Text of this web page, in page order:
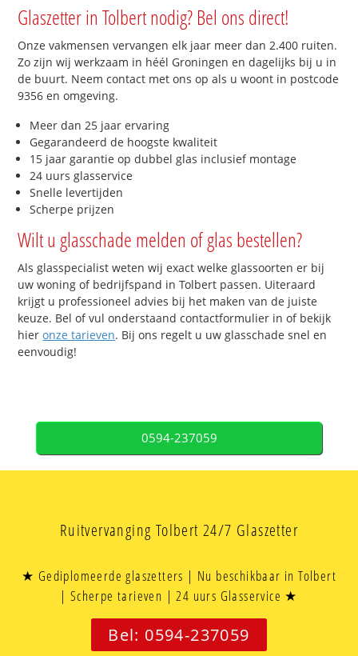
Glaszetter in Tolbert nodig? Bel ons direct!
Onze vakmensen vervangen elk jaar meer dan 2.400 ruiten.
Zo zijn wij werkzaam in héél Groningen en dagelijks bij u in
de buurt. Neem contact met ons op als u woont in postcode
9356 en omgeving.
Meer dan 25 jaar ervaring
Gegarandeerd de hoogste kwaliteit
15 jaar garantie op dubbel glas inclusief montage
24 uurs glasservice
Snelle levertijden
Scherpe prijzen
Wilt u glasschade melden of glas bestellen?
Als glasspecialist weten wij exact welke glassoorten er bij
uw woning of bedrijfspand in Tolbert passen. Uiteraard
krijgt u professioneel advies bij het maken van de juiste
keuze. Bel of vul onderstaand contactformulier in of bekijk
hieronze tarieven. Bij ons regelt u uw glasschade snel en
eenvoudig!
0594-237059
Ruitvervanging Tolbert 24/7 Glaszetter
★ Gediplomeerde glaszetters | Nu beschikbaar in Tolbert
| Scherpe tarieven | 24 uurs Glasservice ★
Bel: 0594-237059